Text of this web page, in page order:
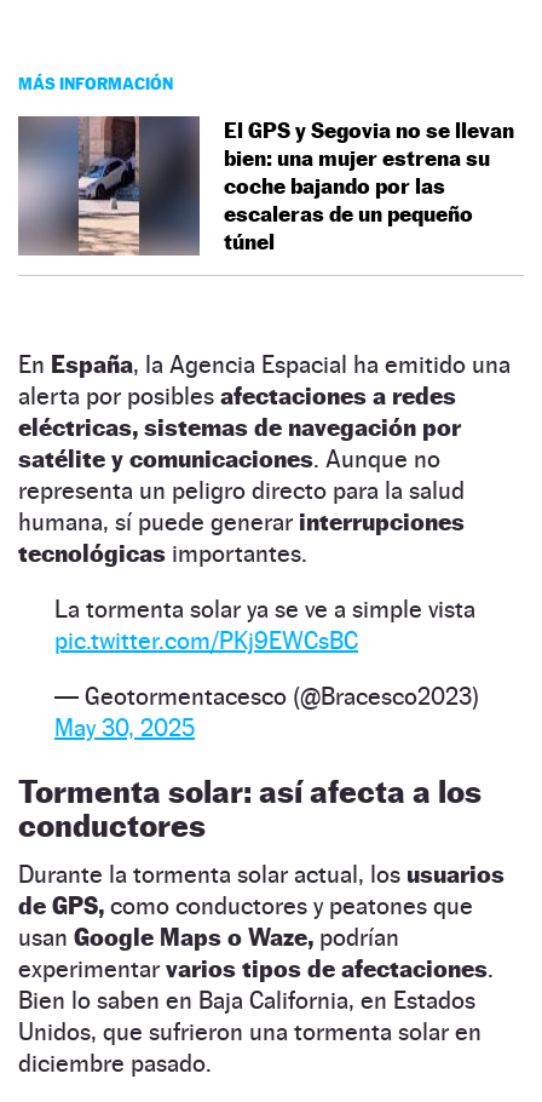
MÁS INFORMACIÓN
El GPS y Segovia no se llevan
bien: una mujer estrena su
coche bajando por las
escaleras de un pequeño
túnel
En España, la Agencia Espacial ha emitido una
alerta por posibles afectaciones a redes
eléctricas, sistemas de navegación por
satélite y comunicaciones. Aunque no
representa un peligro directo para la salud
humana, sí puede generar interrupciones
tecnológicas importantes.
La tormenta solar ya se ve a simple vista
pic.twitter.com/PKj9EWCsBC
— Geotormentacesco (@Bracesco2023)
May 30, 2025
Tormenta solar: así afecta a los
conductores
Durante la tormenta solar actual, los usuarios
de GPS, como conductores y peatones que
usan Google Maps o Waze, podrían
experimentar varios tipos de afectaciones.
Bien lo saben en Baja California, en Estados
Unidos, que sufrieron una tormenta solar en
diciembre pasado.